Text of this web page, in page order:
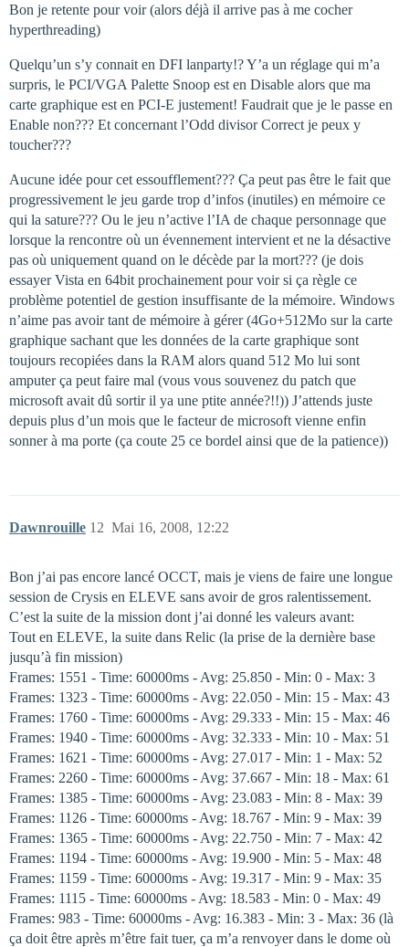
Bon je retente pour voir (alors déjà il arrive pas à me cocher
hyperthreading)
Quelqu’un s’y connait en DFI lanparty!? Y’a un réglage qui m’a
surpris, le PCI/VGA Palette Snoop est en Disable alors que ma
carte graphique est en PCI-E justement! Faudrait que je le passe en
Enable non??? Et concernant l’Odd divisor Correct je peux y
toucher???
Aucune idée pour cet essoufflement??? Ça peut pas être le fait que
progressivement le jeu garde trop d’infos (inutiles) en mémoire ce
qui la sature??? Ou le jeu n’active l’IA de chaque personnage que
lorsque la rencontre où un évennement intervient et ne la désactive
pas où uniquement quand on le décède par la mort??? (je dois
essayer Vista en 64bit prochainement pour voir si ça règle ce
problème potentiel de gestion insuffisante de la mémoire. Windows
n’aime pas avoir tant de mémoire à gérer (4Go+512Mo sur la carte
graphique sachant que les données de la carte graphique sont
toujours recopiées dans la RAM alors quand 512 Mo lui sont
amputer ça peut faire mal (vous vous souvenez du patch que
microsoft avait dû sortir il ya une ptite année?!!)) J’attends juste
depuis plus d’un mois que le facteur de microsoft vienne enfin
sonner à ma porte (ça coute 25 ce bordel ainsi que de la patience))
Dawnrouille Mai 16, 2008, 12:22
12
Bon j’ai pas encore lancé OCCT, mais je viens de faire une longue
session de Crysis en ELEVE sans avoir de gros ralentissement.
C’est la suite de la mission dont j’ai donné les valeurs avant:
Tout en ELEVE, la suite dans Relic (la prise de la dernière base
jusqu’à fin mission)
Frames: 1551 - Time: 60000ms - Avg: 25.850 - Min: 0 - Max: 3
Frames: 1323 - Time: 60000ms - Avg: 22.050 - Min: 15 - Max: 43
Frames: 1760 - Time: 60000ms - Avg: 29.333 - Min: 15 - Max: 46
Frames: 1940 - Time: 60000ms - Avg: 32.333 - Min: 10 - Max: 51
Frames: 1621 - Time: 60000ms - Avg: 27.017 - Min: 1 - Max: 52
Frames: 2260 - Time: 60000ms - Avg: 37.667 - Min: 18 - Max: 61
Frames: 1385 - Time: 60000ms - Avg: 23.083 - Min: 8 - Max: 39
Frames: 1126 - Time: 60000ms - Avg: 18.767 - Min: 9 - Max: 39
Frames: 1365 - Time: 60000ms - Avg: 22.750 - Min: 7 - Max: 42
Frames: 1194 - Time: 60000ms - Avg: 19.900 - Min: 5 - Max: 48
Frames: 1159 - Time: 60000ms - Avg: 19.317 - Min: 9 - Max: 35
Frames: 1115 - Time: 60000ms - Avg: 18.583 - Min: 0 - Max: 49
Frames: 983 - Time: 60000ms - Avg: 16.383 - Min: 3 - Max: 36 (là
ça doit être après m’être fait tuer, ça m’a renvoyer dans le dome où